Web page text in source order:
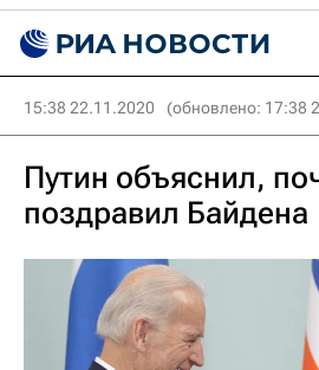
15:38 22.11.2020 (обновлено: 17:38
Путин объяснил,
поздравил Байдена